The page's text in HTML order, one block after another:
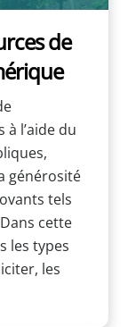
de
l’aide du
générosité
tels
cette
les types
les